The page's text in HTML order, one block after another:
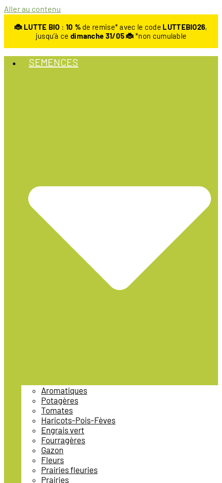
Aller au contenu
🐞 LUTTE BIO : 10 %de remise* avec le code LUTTEBIO26,
jusqu’à ce dimanche 31/05 🐞*non cumulable
SEMENCES
Aromatiques
Potagères
Tomates
Haricots-Pois-Fèves
Engrais vert
Fourragères
Gazon
Fleurs
Prairies fleuries
Prairies